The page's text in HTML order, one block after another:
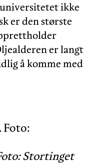
universitetet ikke
er den største
er langt
å komme med
Stortinget